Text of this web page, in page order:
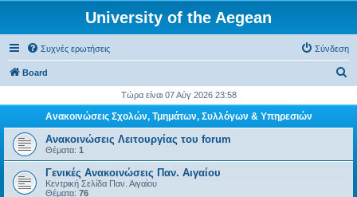
University of the Aegean
Συχνές ερωτήσεις Σύνδεση
Board
ζ
Τώρα είναι 07 Αύγ 2026 23:58
Ανακοινώσεις Σχολών, Τμημάτων, Συλλόγων & Υπηρεσιών
Ανακοινώσεις Λειτουργίας του forum
Θέματα: 1
Γενικές Ανακοινώσεις Παν. Αιγαίου
Κεντρική Σελίδα Παν. Αιγαίου
Θέματα: 76